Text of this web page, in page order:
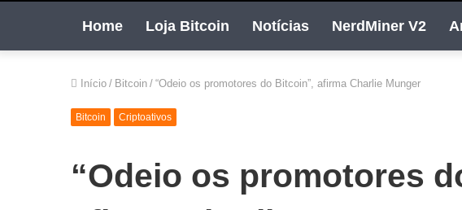
Home Loja Bitcoin Notícias NerdMiner V2
Início / Bitcoin / “Odeio os promotores do Bitcoin”, afirma Charlie Munger
Bitcoin Criptoativos
“Odeio os promotores